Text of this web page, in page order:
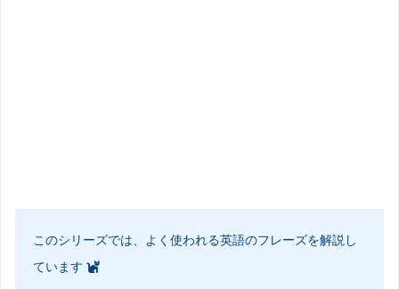
このシリーズでは、よく使われる英語のフレーズを解説し
ています